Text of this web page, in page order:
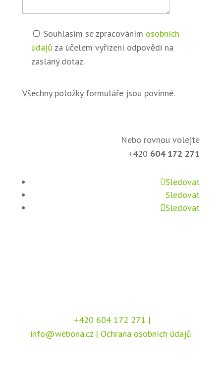
Souhlasím se zpracováním osobních
údajů za účelem vyřízení odpovědi na
zaslaný dotaz.
Všechny položky formuláře jsou povinné.
Nebo rovnou volejte
+420 604 172 271
Sledovat
Sledovat
Sledovat
+420 604 172 271 |
info@webona.cz | Ochrana osobních údajů